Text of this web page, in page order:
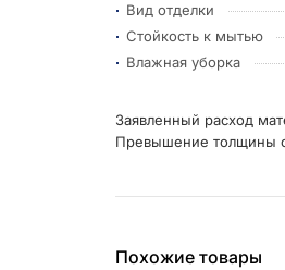
Вид отделки
Стойкость к мытью
Влажная уборка
Заявленный расход
Превышение толщины
Похожие товары